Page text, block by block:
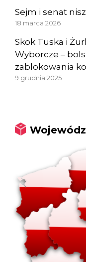
Sejm i senat
18 marca 2026
Skok Tuska i
Wyborcze –
zablokowania
9 grudnia 2025